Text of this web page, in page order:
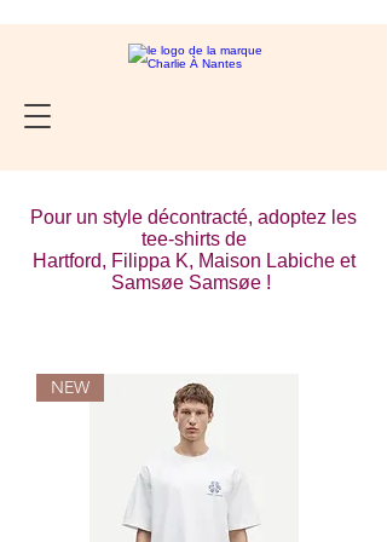
Pour un style décontracté, adoptez les
tee-shirts de
Hartford, Filippa K, Maison Labiche et
Samsøe Samsøe !
NEW